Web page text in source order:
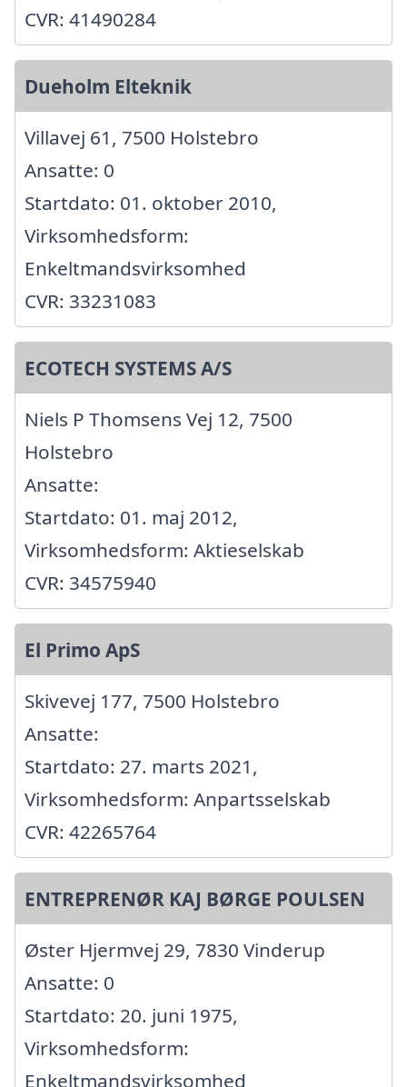
CVR: 41490284
Dueholm Elteknik
Villavej 61, 7500 Holstebro
Ansatte: 0
Startdato: 01. oktober 2010,
Virksomhedsform:
Enkeltmandsvirksomhed
CVR: 33231083
ECOTECH SYSTEMS A/S
Niels P Thomsens Vej 12, 7500
Holstebro
Ansatte:
Startdato: 01. maj 2012,
Virksomhedsform: Aktieselskab
CVR: 34575940
El Primo ApS
Skivevej 177, 7500 Holstebro
Ansatte:
Startdato: 27. marts 2021,
Virksomhedsform: Anpartsselskab
CVR: 42265764
ENTREPRENØR KAJ BØRGE POULSEN
Øster Hjermvej 29, 7830 Vinderup
Ansatte: 0
Startdato: 20. juni 1975,
Virksomhedsform:
Enkeltmandsvirksomhed